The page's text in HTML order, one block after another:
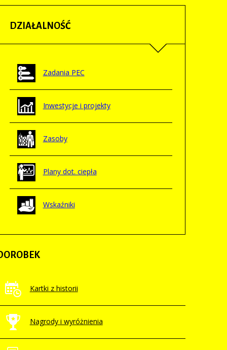
DZIAŁALNOŚĆ
Zadania PEC
Inwestycje i projekty
Zasoby
Plany dot. ciepła
Wskaźniki
Kartki z historii
Nagrody i wyróżnienia